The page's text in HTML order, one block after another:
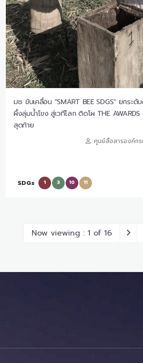
มช. ขับเคลื่อน “SMART BEE SDGS” ยกระ
ผึ้งลุ่มน้ำโขง สู่เวทีโลก ติดโผ THE
สุดท้าย
ศูนย์สื่อสารองค์กร
SDGs 1 3 10 11
Now viewing : 1 of 16